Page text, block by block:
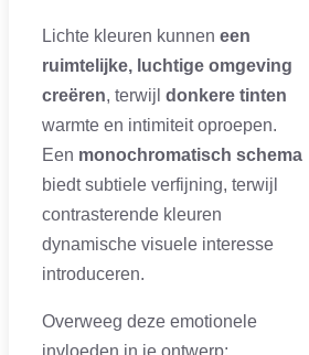
Lichte kleuren kunnen een
ruimtelijke, luchtige omgeving
creëren, terwijl donkere tinten
warmte en intimiteit oproepen.
Een monochromatisch schema
biedt subtiele verfijning, terwijl
contrasterende kleuren
dynamische visuele interesse
introduceren.
Overweeg deze emotionele